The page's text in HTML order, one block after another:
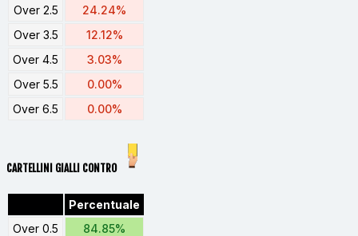
Over 2.5
24.24%
Over 3.5
12.12%
Over 4.5
3.03%
Over 5.5
0.00%
Over 6.5
0.00%
CARTELLINI GIALLI CONTRO
Percentuale
Over 0.5
84.85%